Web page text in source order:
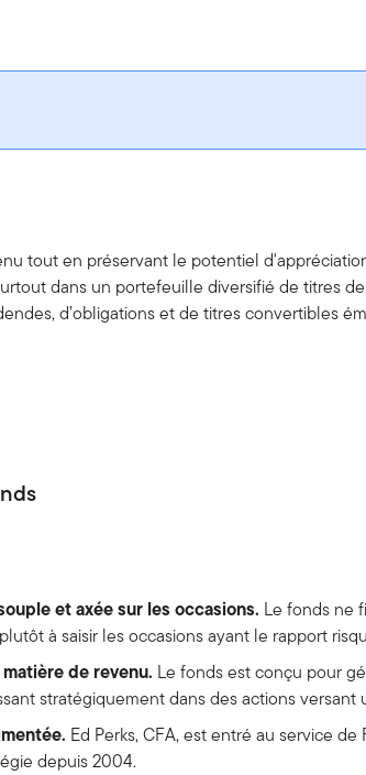
tout en préservant le potentiel
dans un portefeuille diversifié de titres de
d’obligations et de titres convertibles
et axée sur les occasions. Le fonds ne
à saisir les occasions ayant le rapport
de revenu. Le fonds est conçu pour
stratégiquement dans des actions
Ed Perks, CFA, est entré au service
depuis 2004.